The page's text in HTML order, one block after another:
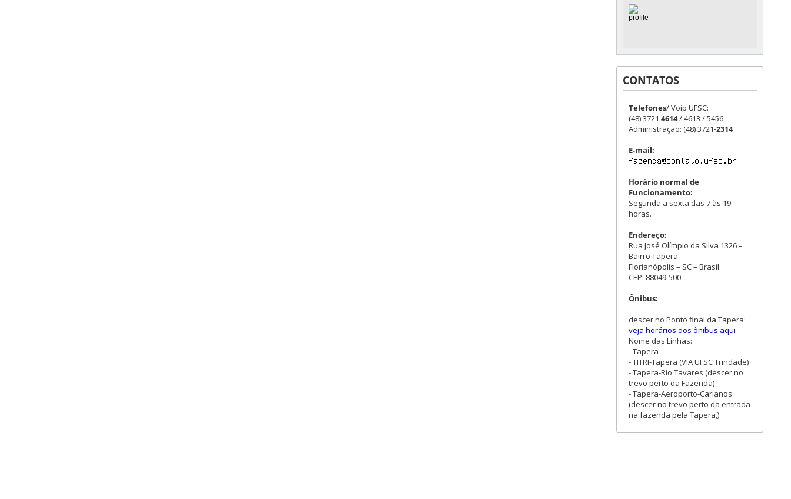
CONTATOS
Telefones/ Voip UFSC:
(48) 3721 4614/ 4613 / 5456
Administração: (48) 3721-2314
E-mail:
Horário normal de
Funcionamento:
Segunda a sexta das 7 às 19
horas.
Endereço:
Rua José Olímpio da Silva 1326 –
Bairro Tapera
Florianópolis – SC – Brasil
CEP: 88049-500
Ônibus:
descer no Ponto final da Tapera:
veja horários dos ônibus aqui -
Nome das Linhas:
- Tapera
- TITRI-Tapera (VIA UFSC Trindade)
- Tapera-Rio Tavares (descer no
trevo perto da Fazenda)
- Tapera-Aeroporto-Carianos
(descer no trevo perto da entrada
na fazenda pela Tapera,)